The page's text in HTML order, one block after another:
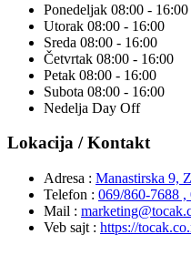
Ponedeljak 08:00 - 16:00
Utorak 08:00 - 16:00
Sreda 08:00 - 16:00
Četvrtak 08:00 - 16:00
Petak 08:00 - 16:00
Subota 08:00 - 16:00
Nedelja Day Off
Lokacija / Kontakt
Adresa : Manastirska 9,
Telefon : 069/860-7688 ,
Mail :
Veb sajt : https://